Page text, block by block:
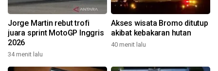
Jorge Martin rebut trofi
juara sprint MotoGP Inggris
2026
34 menit lalu
Akses wisata Bromo ditutup
akibat kebakaran hutan
40 menit lalu